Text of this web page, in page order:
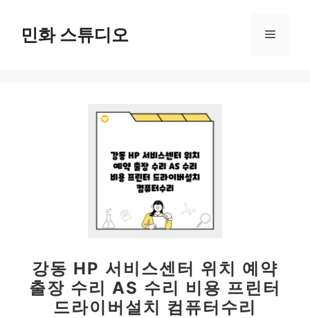
민화 스튜디오 메
강동 HP 서비스센터 위치 예약
출장 수리 AS 수리 비용 프린터
드라이버설치 컴퓨터수리